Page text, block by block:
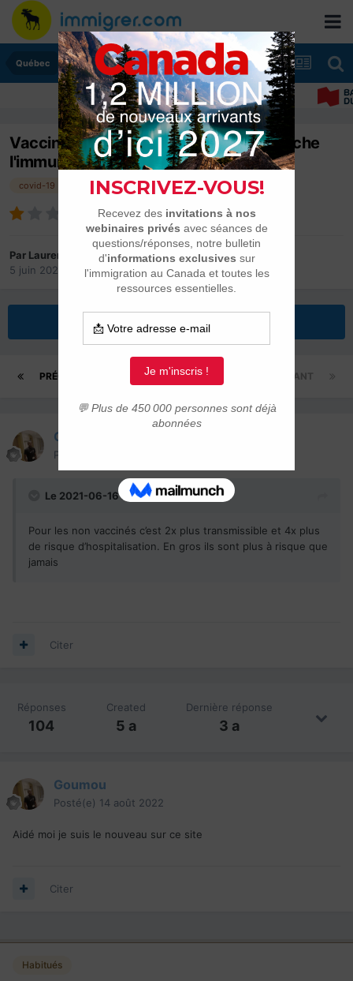
Québec
Vaccination COVID - Le Québec approche
l'immunité de groupe
covid-19 vaccination
Par Laurent
5 juin 2021
dans Québec
Répondre à ce sujet
PRÉCÉDENT SUIVANT
Page 6 sur 6
Goumou
Posté(e)
Le 2021-06-16 à 17:50,Laurenta dit :
Pour les non vaccinés c’est 2x plus transmissible et 4x plus
de risque d’hospitalisation. En gros ils sont plus à risque que
jamais
Citer
Réponses
104
Created
5 a
Dernière réponse
3 a
Goumou
Posté(e) 14 août 2022
Aidé moi je suis le nouveau sur ce site
Citer
Habitués